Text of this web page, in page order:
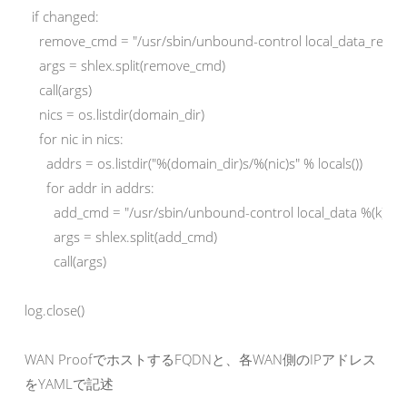
  if changed:
remove_cmd = "/usr/sbin/unbound-control
    args = shlex.split(remove_cmd)
    call(args)
    nics = os.listdir(domain_dir)
    for nic in nics:
      addrs = os.listdir("%(domain_dir)s/%(nic)s" % locals())
      for addr in addrs:
add_cmd = "/usr/sbin/unbound-control local_data %(k)s 5
        args = shlex.split(add_cmd)
        call(args)
log.close()
WAN ProofでホストするFQDNと、各WAN側のIPアドレス
をYAMLで記述